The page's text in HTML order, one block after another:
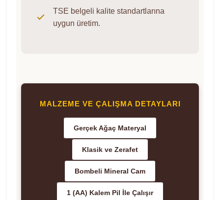
TSE belgeli kalite standartlarına
uygun üretim.
MALZEME VE ÇALIŞMA DETAYLARI
Gerçek Ağaç Materyal
Klasik ve Zerafet
Bombeli Mineral Cam
1 (AA) Kalem Pil İle Çalışır